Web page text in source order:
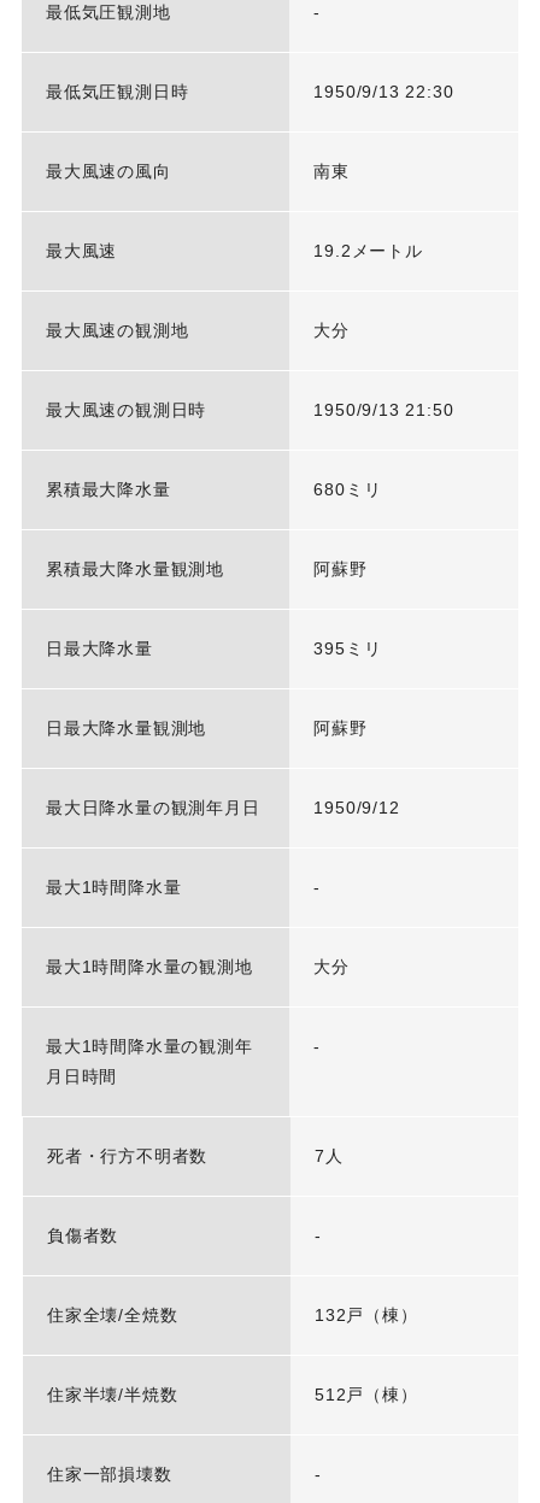
最低気圧観測地 -
最低気圧観測日時 1950/9/13 22:30
最大風速の風向 南東
最大風速 19.2メートル
最大風速の観測地 大分
最大風速の観測日時 1950/9/13 21:50
累積最大降水量 680ミリ
累積最大降水量観測地 阿蘇野
日最大降水量 395ミリ
日最大降水量観測地 阿蘇野
最大日降水量の観測年月日 1950/9/12
最大1時間降水量 -
最大1時間降水量の観測地 大分
最大1時間降水量の観測年
月日時間
-
死者・行方不明者数 7人
負傷者数 -
住家全壊/全焼数 132戸（棟）
住家半壊/半焼数 512戸（棟）
住家一部損壊数 -